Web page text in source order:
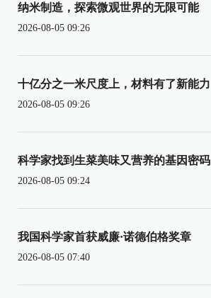
纳米制造，探索微观世界的无限可能
2026-08-05 09:26
十亿分之一米尺度上，材料有了新能力
2026-08-05 09:26
科学家找到生菜美味又营养的基因密码
2026-08-05 09:24
我国科学家首获威廉·诺德伯格奖章
2026-08-05 07:40